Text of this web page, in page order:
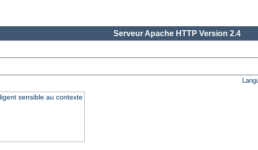
Serveur Apache HTTP Version 2.4
sensible au contexte